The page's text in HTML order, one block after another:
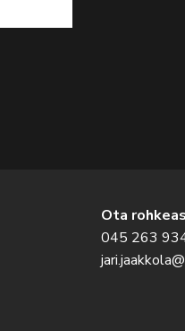
Ota
045 263